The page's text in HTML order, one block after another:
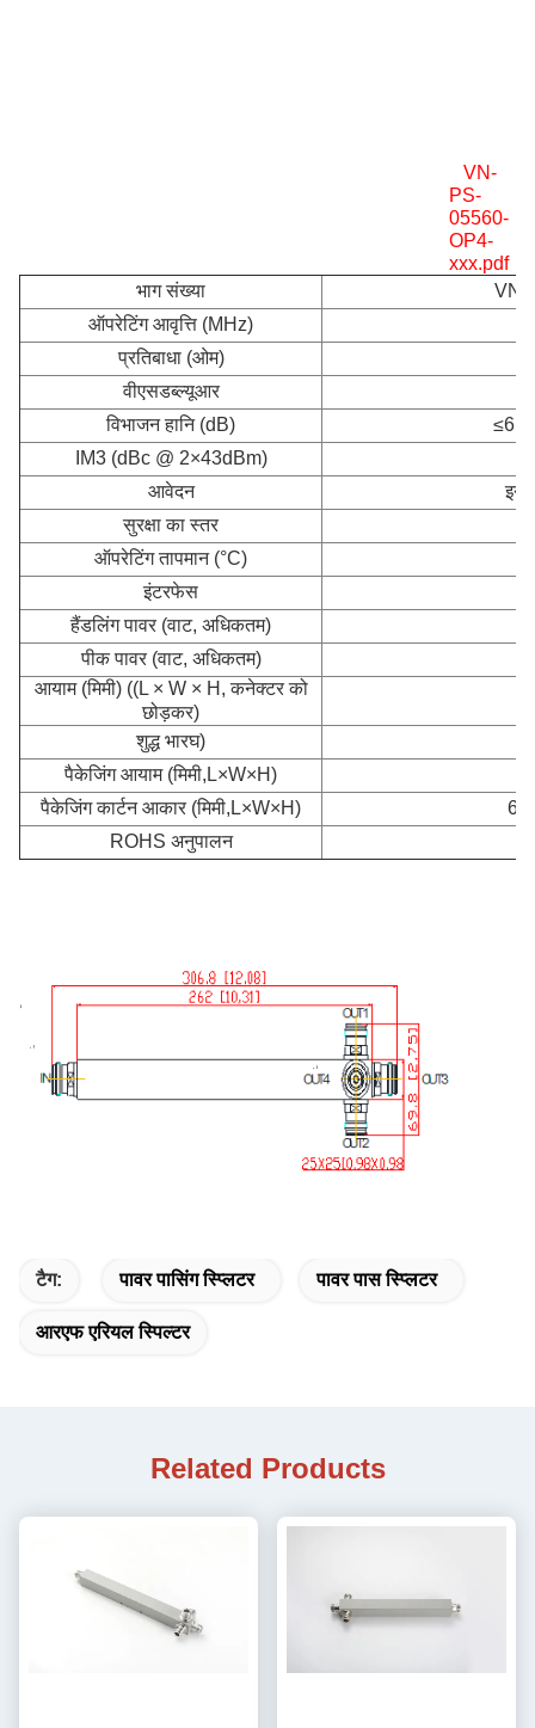
VN-
PS-
05560-
OP4-
xxx.pdf
भाग संख्या
VN-
ऑपरेटिंग आवृत्ति (MHz)
प्रतिबाधा (ओम)
वीएसडब्ल्यूआर
विभाजन हानि (dB)
≤6.7
IM3 (dBc @ 2×43dBm)
आवेदन
सुरक्षा का स्तर
ऑपरेटिंग तापमान (°C)
इंटरफेस
हैंडलिंग पावर (वाट, अधिकतम)
पीक पावर (वाट, अधिकतम)
आयाम (मिमी) ((L × W × H, कनेक्टर को
छोड़कर)
शुद्ध भारघ)
पैकेजिंग आयाम (मिमी,L×W×H)
पैकेजिंग कार्टन आकार (मिमी,L×W×H)
ROHS अनुपालन
टैग: पावर पासिंग स्प्लिटर पावर पास स्प्लिटर
आरएफ एरियल स्पिल्टर
Related Products